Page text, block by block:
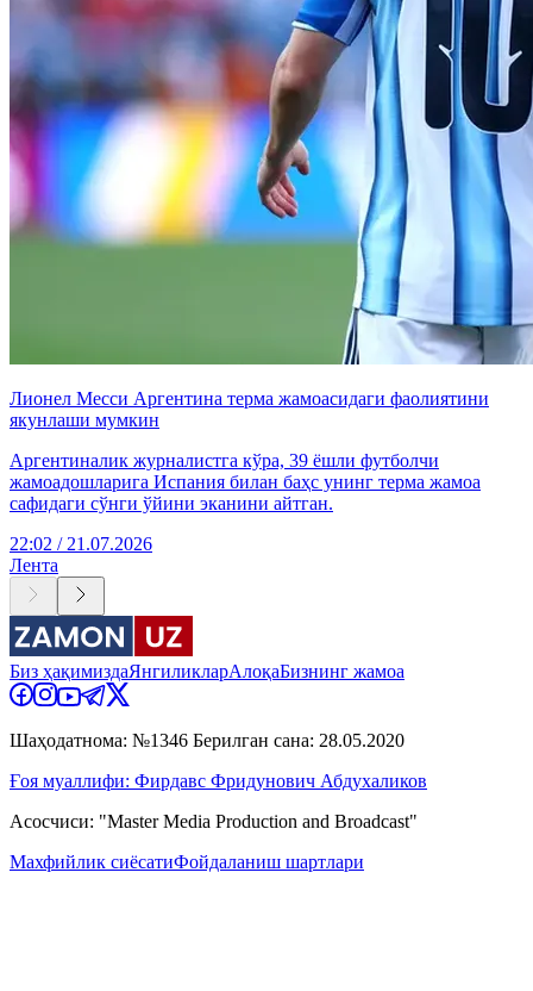
Лионел Месси Аргентина терма жамоасидаги фаолиятини
якунлаши мумкин
Аргентиналик журналистга кўра, 39 ёшли футболчи
жамоадошларига Испания билан баҳс унинг терма жамоа
сафидаги сўнги ўйини эканини айтган.
22:02 / 21.07.2026
Лента
Биз ҳақимиздаЯнгиликларАлоқаБизнинг жамоа
Шаҳодатнома: №1346 Берилган сана: 28.05.2020
Ғоя муаллифи: Фирдавс Фридунович Абдухаликов
Асосчиси: "Master Media Production and Broadcast"
Махфийлик сиёсатиФойдаланиш шартлари